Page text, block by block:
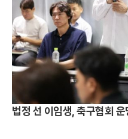
법정 선 이임생, 축구협회